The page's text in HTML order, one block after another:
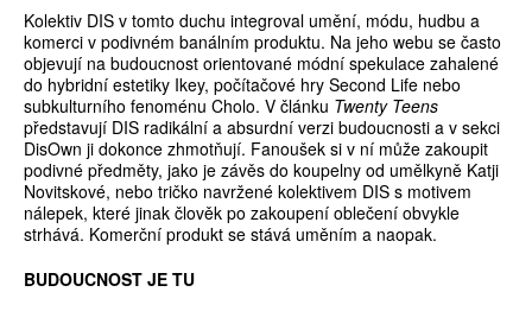
Kolektiv DIS v tomto duchu integroval umění, módu, hudbu a
komerci v podivném banálním produktu. Na jeho webu se často
objevují na budoucnost orientované módní spekulace zahalené
do hybridní estetiky Ikey, počítačové hry Second Life nebo
subkulturního fenoménu Cholo. V článku Twenty Teens
představují DIS radikální a absurdní verzi budoucnosti a v sekci
DisOwn ji dokonce zhmotňují. Fanoušek si v ní může zakoupit
podivné předměty, jako je závěs do koupelny od umělkyně Katji
Novitskové, nebo tričko navržené kolektivem DIS s motivem
nálepek, které jinak člověk po zakoupení oblečení obvykle
strhává. Komerční produkt se stává uměním a naopak.
BUDOUCNOST JE TU